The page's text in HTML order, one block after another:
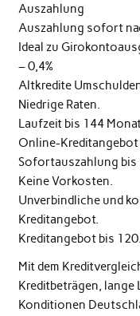
Auszahlung
Auszahlung sofort
Ideal zu
– 0,4%
Altkredite
Niedrige Raten.
Laufzeit bis 144
Online-
Sofortauszahlung bis
Keine Vorkosten.
Unverbindliche und
Kreditangebot.
Kreditangebot bis
Mit dem
Kreditbeträgen,
Konditionen